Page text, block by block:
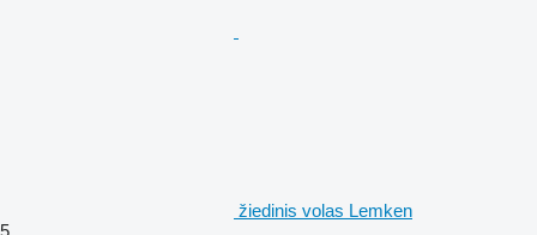
žiedinis volas Lemken
5